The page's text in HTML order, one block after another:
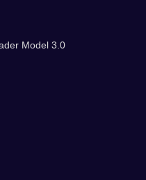
Model 3.0